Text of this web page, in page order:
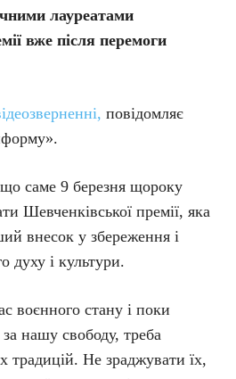
лауреатами
вже після перемоги
повідомляє
саме 9 березня щороку
Шевченківської премії, яка
внесок у збереження і
духу і культури.
воєнного стану і поки
нашу свободу, треба
традицій. Не зраджувати їх,